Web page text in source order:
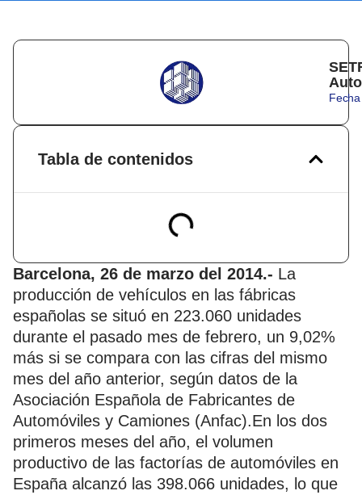
Tabla de contenidos
Barcelona, 26 de marzo del 2014.- La
producción de vehículos en las fábricas
españolas se situó en 223.060 unidades
durante el pasado mes de febrero, un 9,02%
más si se compara con las cifras del mismo
mes del año anterior, según datos de la
Asociación Española de Fabricantes de
Automóviles y Camiones (Anfac).En los dos
primeros meses del año, el volumen
productivo de las factorías de automóviles en
España alcanzó las 398.066 unidades, lo que